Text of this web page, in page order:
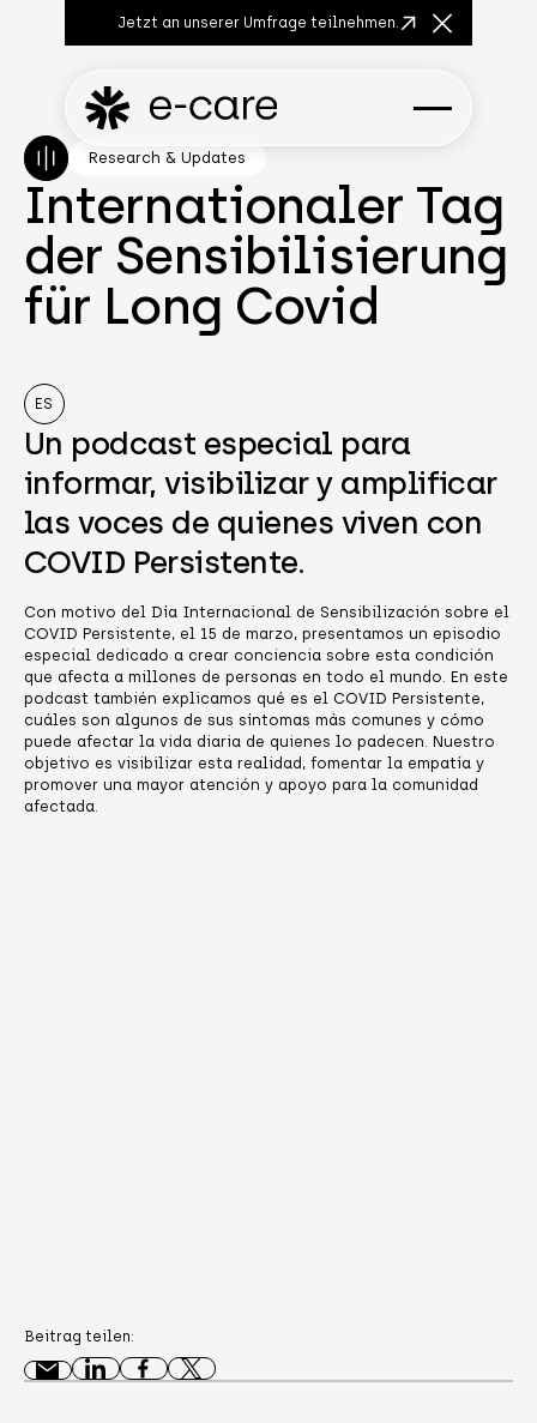
Jetzt an unserer Umfrage teilnehmen.
Close
Research & Updates
Internationaler Tag
der Sensibilisierung
für Long Covid
ES
Un podcast especial para
informar, visibilizar y amplificar
las voces de quienes viven con
COVID Persistente.
Con motivo del Día Internacional de Sensibilización sobre el
COVID Persistente, el 15 de marzo, presentamos un episodio
especial dedicado a crear conciencia sobre esta condición
que afecta a millones de personas en todo el mundo. En este
podcast también explicamos qué es el COVID Persistente,
cuáles son algunos de sus síntomas más comunes y cómo
puede afectar la vida diaria de quienes lo padecen. Nuestro
objetivo es visibilizar esta realidad, fomentar la empatía y
promover una mayor atención y apoyo para la comunidad
afectada.
Beitrag teilen: